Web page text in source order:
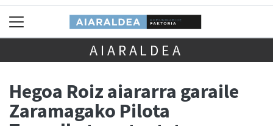
AIARALDEA
Hegoa Roiz aiararra garaile
Zaramagako Pilota